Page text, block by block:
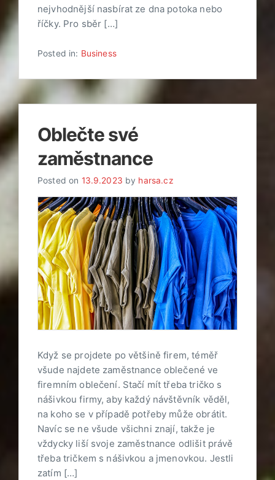
nejvhodnější nasbírat ze dna potoka nebo
říčky. Pro sběr […]
Posted in: Business
Oblečte své
zaměstnance
Posted on 13.9.2023 by harsa.cz
Když se projdete po většině firem, téměř
všude najdete zaměstnance oblečené ve
firemním oblečení. Stačí mít třeba tričko s
nášivkou firmy, aby každý návštěvník věděl,
na koho se v případě potřeby může obrátit.
Navíc se ne všude všichni znají, takže je
vždycky liší svoje zaměstnance odlišit právě
třeba tričkem s nášivkou a jmenovkou. Jestli
zatím […]